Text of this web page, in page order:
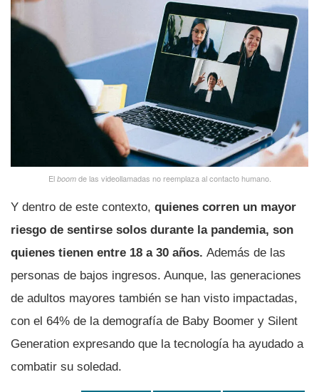
El boomde las videollamadas no reemplaza al contacto humano.
Y dentro de este contexto, quienes corren un mayor
riesgo de sentirse solos durante la pandemia, son
quienes tienen entre 18 a 30 años. Además de las
personas de bajos ingresos. Aunque, las generaciones
de adultos mayores también se han visto impactadas,
con el 64% de la demografí­a de Baby Boomer y Silent
Generation expresando que la tecnologí­a ha ayudado a
combatir su soledad.